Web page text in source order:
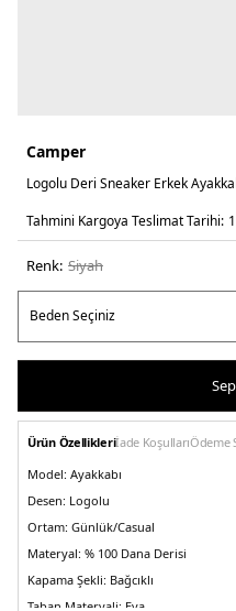
Camper
Logolu Deri Sneaker Erkek
Tahmini Kargoya Teslimat Tarihi:
Renk: si̇yah
Ürün Özellikleriİade KoşullarıÖdeme
Model: Ayakkabı
Desen: Logolu
Ortam: Günlük/Casual
Materyal: % 100 Dana Derisi
Kapama Şekli: Bağcıklı
Taban Materyali: Eva